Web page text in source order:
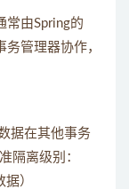
常由Spring的
管理器协作，
据在其他事务
隔离级别：
据）